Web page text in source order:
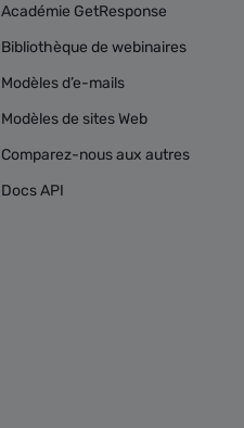
Académie GetResponse
Bibliothèque de webinaires
Modèles d’e-mails
Modèles de sites Web
Comparez-nous aux autres
Docs API